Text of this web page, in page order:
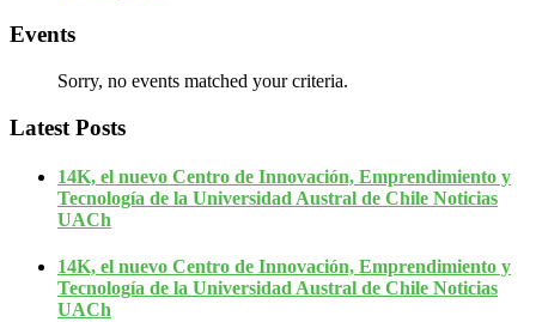
Events
Sorry, no events matched your criteria.
Latest Posts
14K, el nuevo Centro de Innovación, Emprendimiento y
Tecnología de la Universidad Austral de Chile Noticias
UACh
14K, el nuevo Centro de Innovación, Emprendimiento y
Tecnología de la Universidad Austral de Chile Noticias
UACh